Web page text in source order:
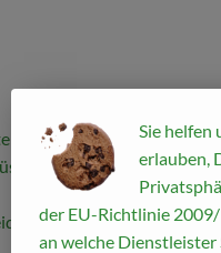
fein gewürfelten
garen.
und kurz in
Sie helfen
erlauben,
der EU-Richtlinie
an welche